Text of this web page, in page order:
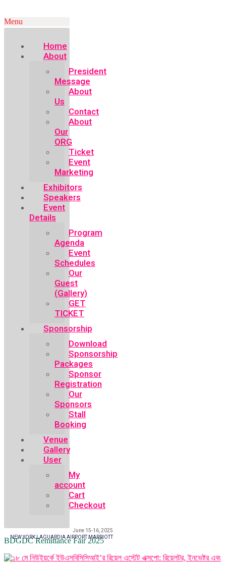
Menu
Home
About
President
Message
About
Us
Contact
About
Our
ORG
Ticket
Event
Marketing
Exhibitors
Speakers
Event
Details
Program
Agenda
Event
Schedules
Our
Guest
(Gallery)
GET
TICKET
Sponsorship
Download
Sponsorship
Packages
Sponsor
Registration
Our
Sponsors
Stall
Booking
Venue
Gallery
User
My
account
Cart
Checkout
June 15-16, 2025
NEW YORK LAGUARDIA AIRPORT MARRIOTT
BDGDC Remittance Fair 2025